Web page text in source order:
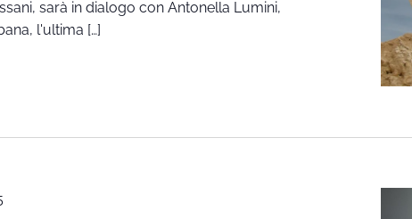
sarà in dialogo con Antonella Lumini,
l'ultima […]